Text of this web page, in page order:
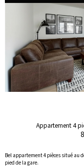
Appartement 4
Bel appartement 4 pièces situé au
pied de la gare.